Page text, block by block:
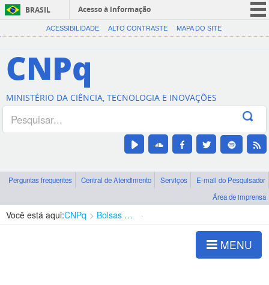
BRASIL
Acesso à informação
CORONAVÍRUS (COVID-19)
Canais
ACESSIBILIDADE ALTO CONTRASTE MAPA DO SITE
CNPq
MINISTÉRIO DA CIÊNCIA, TECNOLOGIA E INOVAÇÕES
Perguntas frequentes Central de Atendimento Serviços
E-mail do Pesquisador
Área de imprensa
Você está aqui:CNPq Bolsas e Auxílios Vigentes
MENU